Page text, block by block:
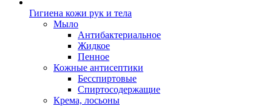
Гигиена кожи рук и тела
Мыло
Антибактериальное
Жидкое
Пенное
Кожные антисептики
Бесспиртовые
Cпиртосодержащие
Крема, лосьоны